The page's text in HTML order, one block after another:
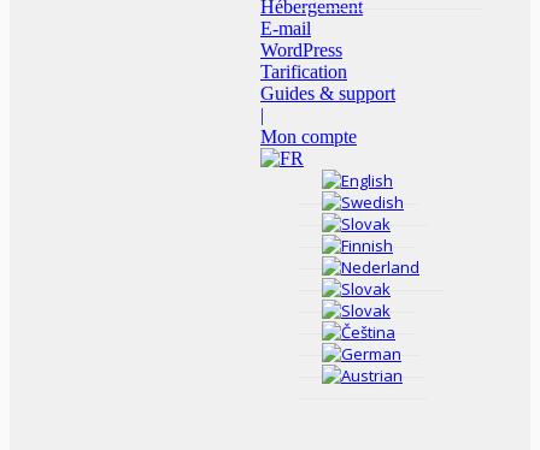
Hébergement
E-mail
WordPress
Tarification
Guides & support
|
Mon compte